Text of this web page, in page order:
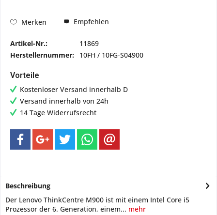
Merken Empfehlen
Artikel-Nr.:
11869
Herstellernummer:
10FH / 10FG-S04900
Vorteile
Kostenloser Versand innerhalb D
Versand innerhalb von 24h
14 Tage Widerrufsrecht
Beschreibung
Der Lenovo ThinkCentre M900 ist mit einem Intel Core i5
Prozessor der 6. Generation, einem... mehr